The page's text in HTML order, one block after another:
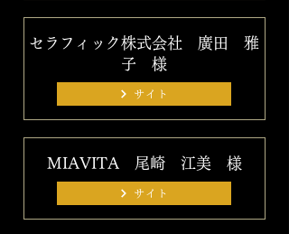
セラフィック株式会社 廣田 雅
子 様
サイト
MIAVITA 尾崎 江美 様
サイト